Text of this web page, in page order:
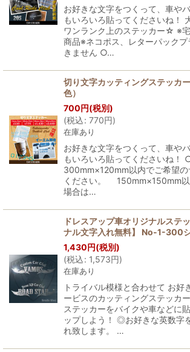
お好きな文字をつくって、車や
もいろいろ貼ってくださいね！
ワンランク上のステッカー☆ ※
商品※ネコポス、レターパック
きません ○…
切り文字カッティングステッカ
色）
700円(税別)
(税込: 770円)
在庫あり
お好きな文字をつくって、車や
もいろいろ貼ってくださいね！
300mm×120mm以内でご希望の
ください。 150mm×150mm以
場合は…
ドレスアップ車オリジナルステ
ナル文字入れ無料】 No-1-300
1,430円(税別)
(税込: 1,573円)
在庫あり
トライバル模様と合わせて お好
ービスのカッティングステッカ
ステッカーをバイクや車などに
ップしよう！ ◎お好きな英数字
れ致します。 …